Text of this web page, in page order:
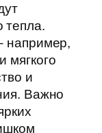
например,
мягкого
и
Важно